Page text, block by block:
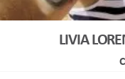
LIVIA